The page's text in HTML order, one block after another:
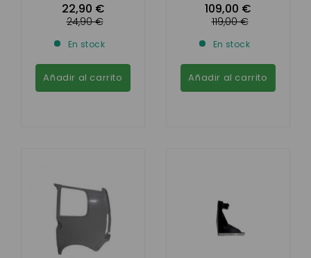
22,90 €
24,90 €
En stock
Añadir al carrito
109,00 €
119,00 €
En stock
Añadir al carrito